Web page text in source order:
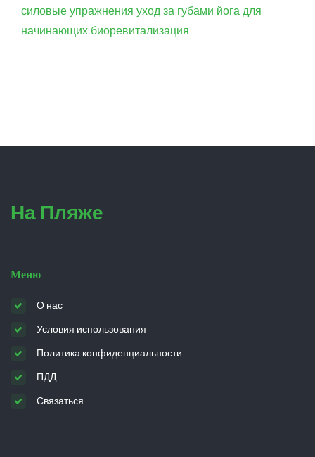
силовые упражнения уход за губами йога для
начинающих биоревитализация
На Пляже
Меню
О нас
Условия использования
Политика конфиденциальности
ПДД
Связаться